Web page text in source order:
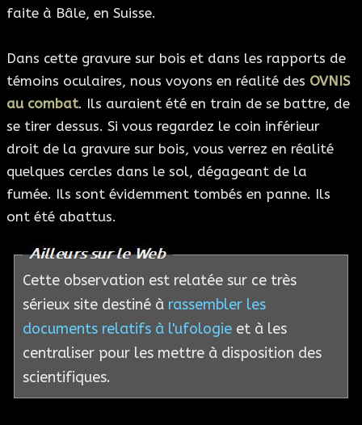
faite à Bâle, en Suisse.
Dans cette gravure sur bois et dans les rapports de
témoins oculaires, nous voyons en réalité des OVNIS
au combat. Ils auraient été en train de se battre, de
se tirer dessus. Si vous regardez le coin inférieur
droit de la gravure sur bois, vous verrez en réalité
quelques cercles dans le sol, dégageant de la
fumée. Ils sont évidemment tombés en panne. Ils
ont été abattus.
Cette observation est relatée sur ce très
sérieux site destiné à rassembler les
documents relatifs à l'ufologieet à les
centraliser pour les mettre à disposition des
scientifiques.